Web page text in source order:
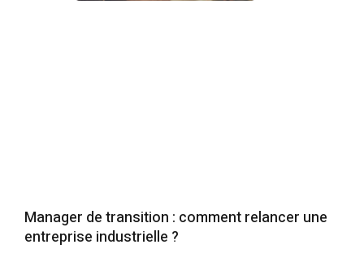
Manager de transition : comment relancer une
entreprise industrielle ?